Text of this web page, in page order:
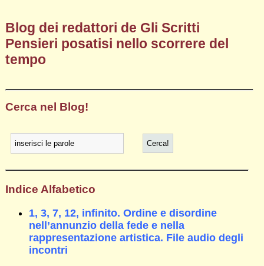
Blog dei redattori de Gli Scritti
Pensieri posatisi nello scorrere del
tempo
Cerca nel Blog!
Indice Alfabetico
1, 3, 7, 12, infinito. Ordine e disordine
nell’annunzio della fede e nella
rappresentazione artistica. File audio degli
incontri